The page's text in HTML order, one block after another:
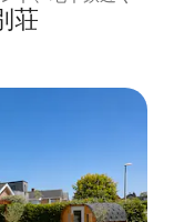
荘